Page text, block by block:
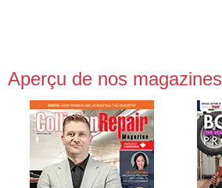
Aperçu de nos magazines